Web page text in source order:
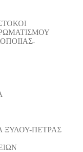
ΞΥΛΟΥ-ΠΕΤΡΑΣ